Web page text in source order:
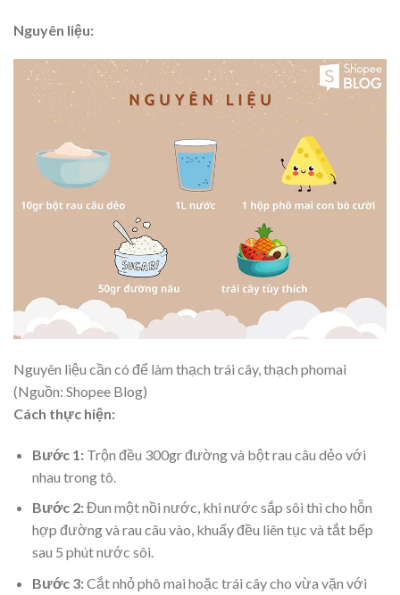
Nguyên liệu:
Nguyên liệu cần có để làm thạch trái cây, thạch phomai
(Nguồn: Shopee Blog)
Cách thực hiện:
Bước 1: Trộn đều 300gr đường và bột rau câu dẻo với
nhau trong tô.
Bước 2:Đun một nồi nước, khi nước sắp sôi thì cho hỗn
hợp đường và rau câu vào, khuấy đều liên tục và tắt bếp
sau 5 phút nước sôi.
Bước 3:Cắt nhỏ phô mai hoặc trái cây cho vừa vặn với